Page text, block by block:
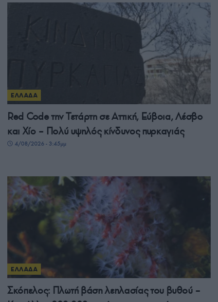
ΕΛΛΑΔΑ
Red Code την Τετάρτη σε Αττική, Εύβοια, Λέσβο
και Χίο – Πολύ υψηλός κίνδυνος πυρκαγιάς
4/08/2026 - 3:45μμ
ΕΛΛΑΔΑ
Σκόπελος: Πλωτή βάση λεηλασίας του βυθού –